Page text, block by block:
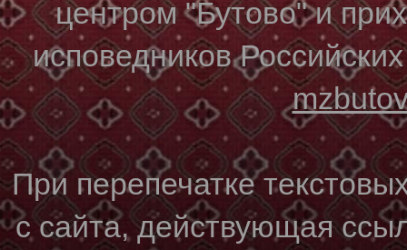
центром "Бутово" и
исповедников
При перепечатке
с сайта, действующая